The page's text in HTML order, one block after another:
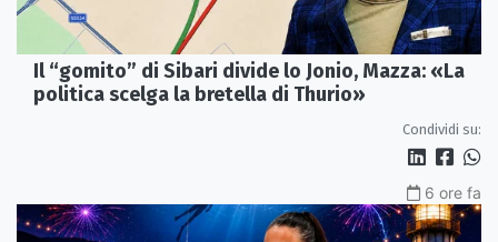
Il “gomito” di Sibari divide lo Jonio, Mazza: «La
politica scelga la bretella di Thurio»
Condividi su:
6 ore fa